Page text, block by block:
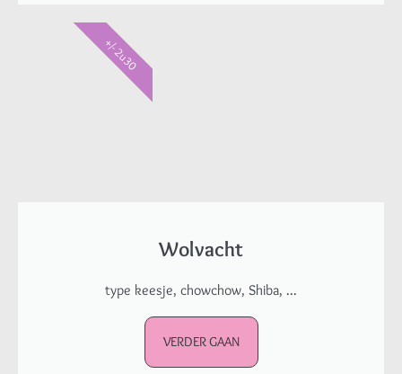
Wolvacht
type keesje, chowchow, Shiba, ...
VERDER GAAN
+/- 2u30